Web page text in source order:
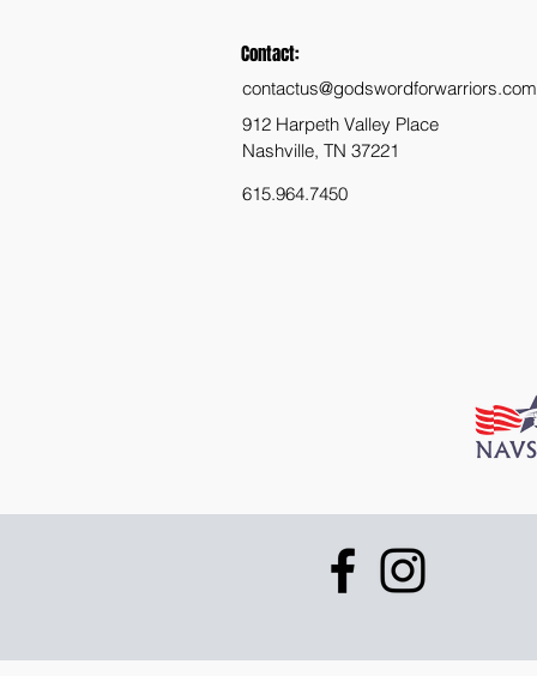
Contact:
contactus@godswordforwarriors.com
912 Harpeth Valley Place
Nashville, TN 37221
615.964.7450